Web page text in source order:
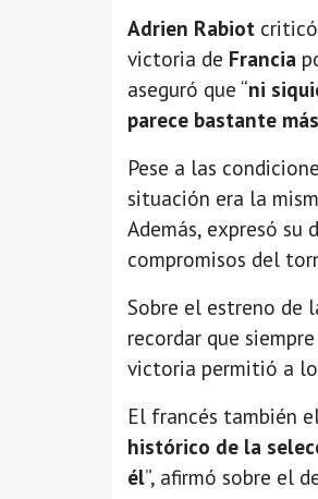
Adrien Rabiot
victoria de Francia
aseguró que “ni
parece bastante
Pese a las
situación era la
Además, expresó su
compromisos del
Sobre el estreno de
recordar que
victoria permitió a
El francés también
histórico de la
él”, afirmó sobre el